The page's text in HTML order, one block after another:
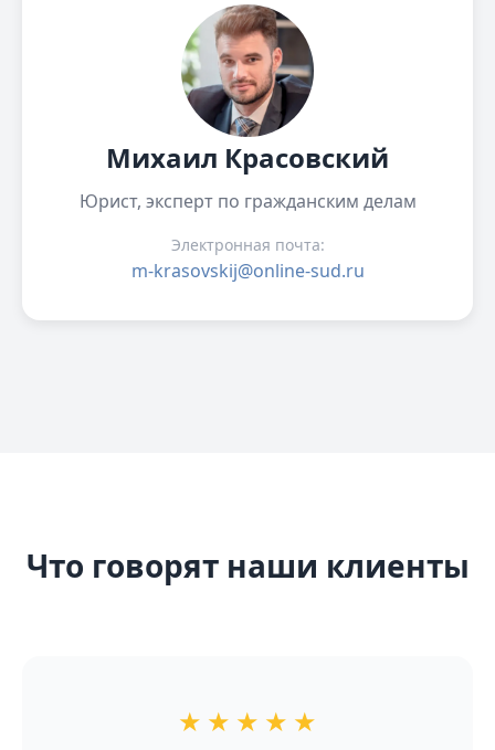
Михаил Красовский
Юрист, эксперт по гражданским делам
Электронная почта:
m-krasovskij@online-sud.ru
Что говорят наши клиенты
★ ★ ★ ★ ★